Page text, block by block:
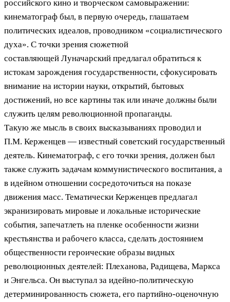
российского кино и творческом самовыражении:
кинематограф был, в первую очередь, глашатаем
политических идеалов, проводником «социалистического
духа». С точки зрения сюжетной
составляющей Луначарский предлагал обратиться к
истокам зарождения государственности, сфокусировать
внимание на истории науки, открытий, бытовых
достижений, но все картины так или иначе должны были
служить целям революционной пропаганды.
Такую же мысль в своих высказываниях проводил и
П.М. Керженцев — известный советский государственный
деятель. Кинематограф, с его точки зрения, должен был
также служить задачам коммунистического воспитания, а
в идейном отношении сосредоточиться на показе
движения масс. Тематически Керженцев предлагал
экранизировать мировые и локальные исторические
события, запечатлеть на пленке особенности жизни
крестьянства и рабочего класса, сделать достоянием
общественности героические образы видных
революционных деятелей: Плеханова, Радищева, Маркса
и Энгельса. Он выступал за идейно-политическую
детерминированность сюжета, его партийно-оценочную